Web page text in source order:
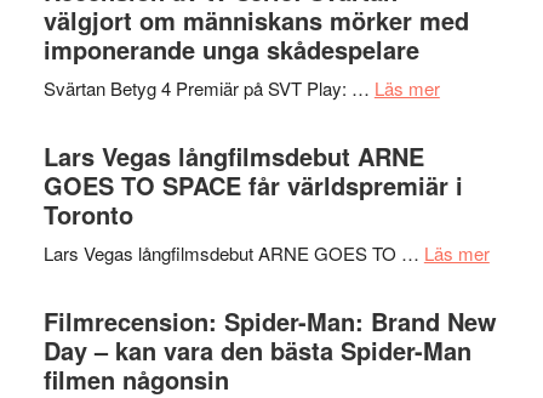
och
en
i
valet
synas
kan
välgjort om människans mörker med
imponerande unga skådespelare
Svärtan Betyg 4 Premiär på SVT Play: … Läs merom
tv-
serie:
–
om
människans
Lars Vegas långfilmsdebut ARNE
GOES TO SPACE får världspremiär i
Toronto
Lars Vegas långfilmsdebut ARNE GOES TO … Läs merom
Filmrecension: Spider-Man: Brand New
Day – kan vara den bästa Spider-Man
filmen någonsin